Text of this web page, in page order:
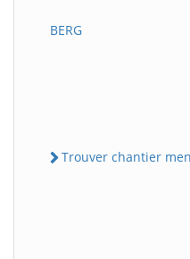
BERG
Trouver chantier